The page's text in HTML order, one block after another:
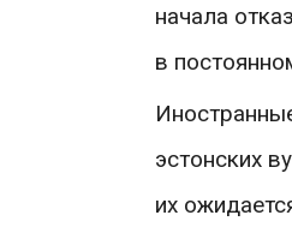
начала
в
эстонских
их